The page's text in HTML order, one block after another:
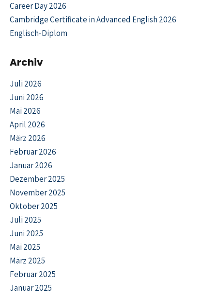
Career Day 2026
Cambridge Certificate in Advanced English 2026
Englisch-Diplom
Archiv
Juli 2026
Juni 2026
Mai 2026
April 2026
März 2026
Februar 2026
Januar 2026
Dezember 2025
November 2025
Oktober 2025
Juli 2025
Juni 2025
Mai 2025
März 2025
Februar 2025
Januar 2025